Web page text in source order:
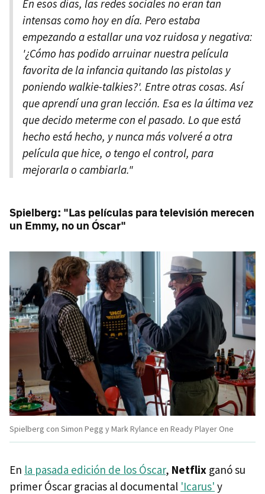
En esos días, las redes sociales no eran tan
intensas como hoy en día. Pero estaba
empezando a estallar una voz ruidosa y negativa:
'¿Cómo has podido arruinar nuestra película
favorita de la infancia quitando las pistolas y
poniendo walkie-talkies?'. Entre otras cosas. Así
que aprendí una gran lección. Esa es la última vez
que decido meterme con el pasado. Lo que está
hecho está hecho, y nunca más volveré a otra
película que hice, o tengo el control, para
mejorarla o cambiarla."
Spielberg: "Las películas para televisión merecen
un Emmy, no un Óscar"
Spielberg con Simon Pegg y Mark Rylance en Ready Player One
En la pasada edición de los Óscar, Netflix ganó su
primer Óscar gracias al documental 'Icarus' y